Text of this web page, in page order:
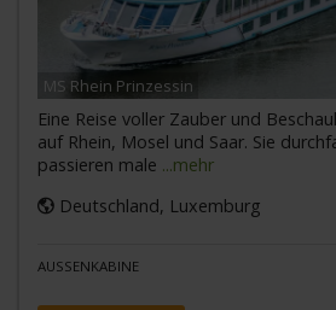
MS Rhein Prinzessin
Eine Reise voller Zauber und
auf Rhein, Mosel und Saar. Sie
passieren male ...mehr
Deutschland, Luxemburg
AUSSENKABINE